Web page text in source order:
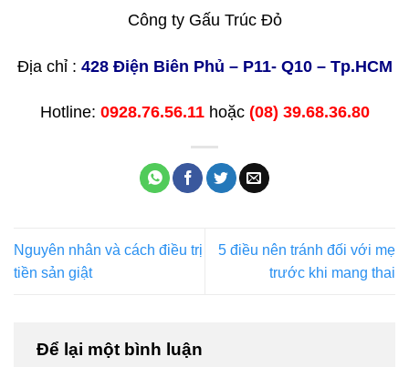
Công ty Gấu Trúc Đỏ
Địa chỉ : 428 Điện Biên Phủ – P11- Q10 – Tp.HCM
Hotline: 0928.76.56.11hoặc (08) 39.68.36.80
Nguyên nhân và cách điều trị
tiền sản giật
5 điều nên tránh đối với mẹ
trước khi mang thai
Để lại một bình luận